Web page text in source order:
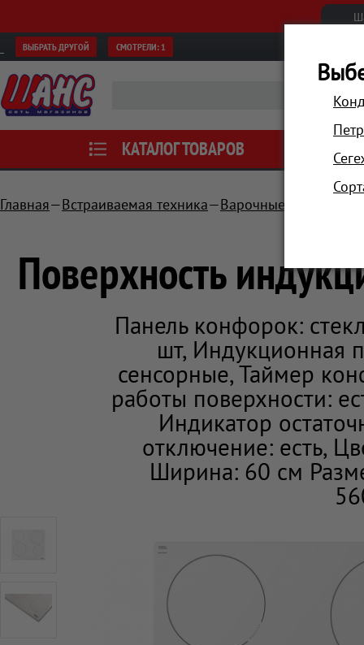
ВЫБРАТЬ ДРУГОЙ СМОТРЕЛИ: 1
КАТАЛОГ ТОВАРОВ АКЦИИ
Главная Встраиваемая техника Варочные
Поверхность
Панель конфорок:
шт, Индукционная
сенсорные, Таймер
работы поверхности:
Индикатор
отключение: есть,
Ширина: 60 см